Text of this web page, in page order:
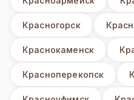
Красногорск
Краснокаменск
Красноперекопск